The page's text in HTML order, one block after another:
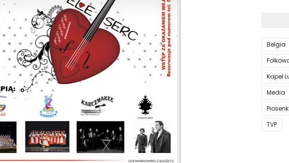
Belgia
Kapel
Media
TVP